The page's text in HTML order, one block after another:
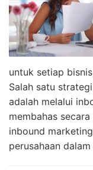
untuk setiap
Salah satu
adalah melalui
membahas
inbound
perusahaan